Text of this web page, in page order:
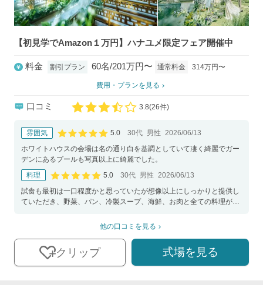
【初見学でAmazon１万円】ハナユメ限定フェア開催中
料金 割引プラン 60名/201万円〜 通常料金 314万円〜
費用・プランを見る
口コミ 口コミ評価
3.8(26件)
雰囲気
口コミ評価
5.0 30代 男性 2026/06/13
ホワイトハウスの会場は名の通り白を基調としていて凄く綺麗でガー
デンにあるプールも写真以上に綺麗でした。
料理
口コミ評価
5.0 30代 男性 2026/06/13
試食も最初は一口程度かと思っていたが想像以上にしっかりと提供し
ていただき、野菜、パン、冷製スープ、海鮮、お肉と全ての料理が美
他の口コミを見る
クリップ 式場を見る